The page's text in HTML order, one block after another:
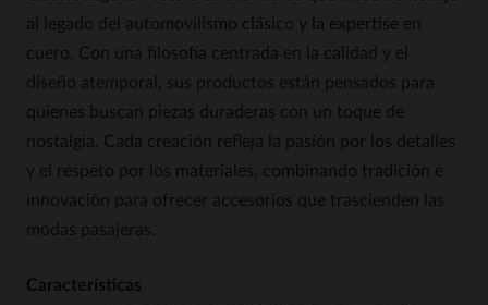
al legado del automovilismo clásico y la expertise en
cuero. Con una filosofía centrada en la calidad y el
diseño atemporal, sus productos están pensados para
quienes buscan piezas duraderas con un toque de
nostalgia. Cada creación refleja la pasión por los detalles
y el respeto por los materiales, combinando tradición e
innovación para ofrecer accesorios que trascienden las
modas pasajeras.
Características